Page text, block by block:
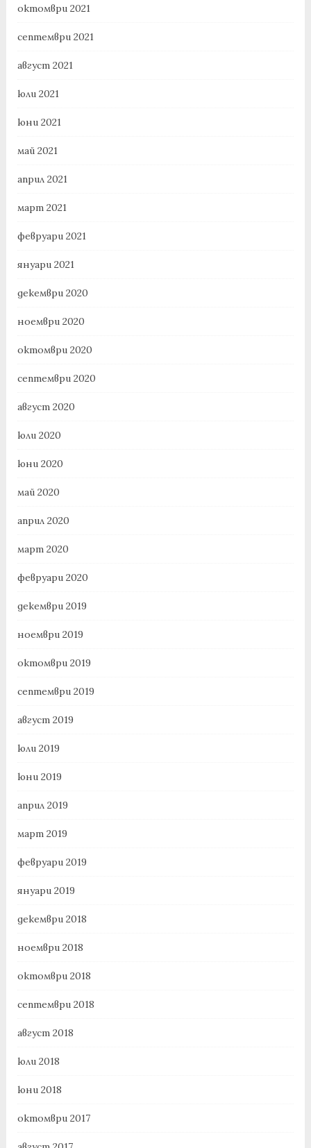
октомври 2021
септември 2021
август 2021
юли 2021
юни 2021
май 2021
април 2021
март 2021
февруари 2021
януари 2021
декември 2020
ноември 2020
октомври 2020
септември 2020
август 2020
юли 2020
юни 2020
май 2020
април 2020
март 2020
февруари 2020
декември 2019
ноември 2019
октомври 2019
септември 2019
август 2019
юли 2019
юни 2019
април 2019
март 2019
февруари 2019
януари 2019
декември 2018
ноември 2018
октомври 2018
септември 2018
август 2018
юли 2018
юни 2018
октомври 2017